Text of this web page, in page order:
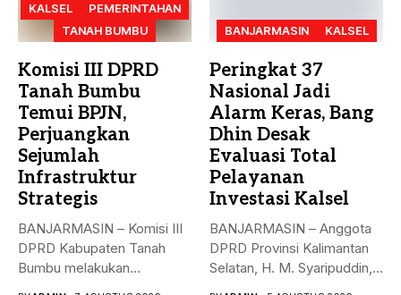
KALSEL
PEMERINTAHAN
TANAH BUMBU
Komisi III DPRD
Tanah Bumbu
Temui BPJN,
Perjuangkan
Sejumlah
Infrastruktur
Strategis
BANJARMASIN – Komisi III
DPRD Kabupaten Tanah
Bumbu melakukan
BANJARMASIN KALSEL
Peringkat 37
Nasional Jadi
Alarm Keras, Bang
Dhin Desak
Evaluasi Total
Pelayanan
Investasi Kalsel
BANJARMASIN – Anggota
DPRD Provinsi Kalimantan
Selatan, H. M. Syaripuddin,